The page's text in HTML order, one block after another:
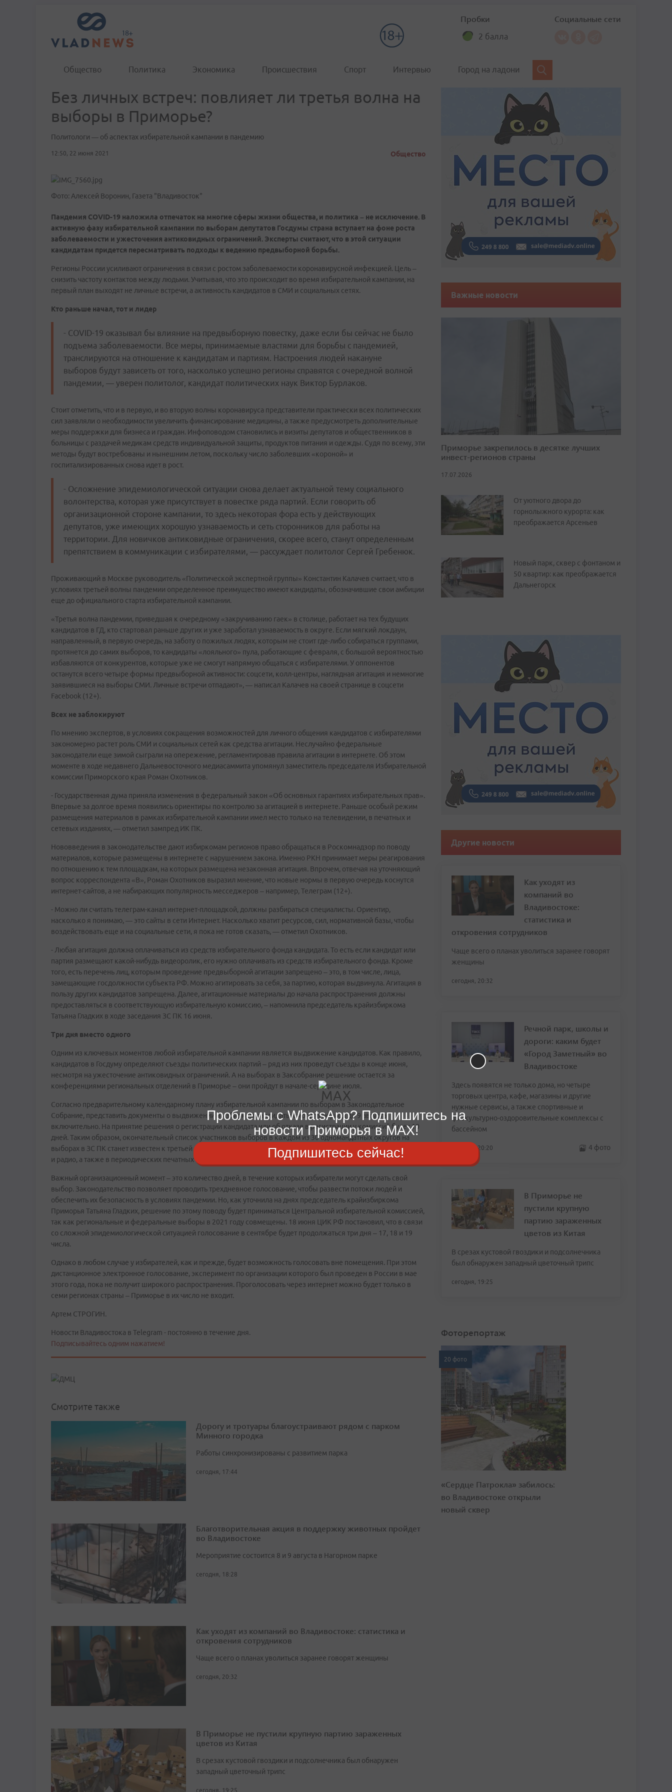
Пробки
2 балла
Социальные сети
Общество Политика Экономика Происшествия Спорт Интервью Город на ладони
Без личных встреч: повлияет ли третья волна на
выборы в Приморье?
Политологи — об аспектах избирательной кампании в пандемию
12:50, 22 июня 2021 Общество
Фото: Алексей Воронин, Газета "Владивосток"
Пандемия COVID-19 наложила отпечаток на многие сферы жизни общества, и политика – не исключение. В
активную фазу избирательной кампании по выборам депутатов Госдумы страна вступает на фоне роста
заболеваемости и ужесточения антиковидных ограничений. Эксперты считают, что в этой ситуации
кандидатам придется пересматривать подходы к ведению предвыборной борьбы.
Регионы России усиливают ограничения в связи с ростом заболеваемости коронавирусной инфекцией. Цель –
снизить частоту контактов между людьми. Учитывая, что это происходит во время избирательной кампании, на
первый план выходят не личные встречи, а активность кандидатов в СМИ и социальных сетях.
Кто раньше начал, тот и лидер
- COVID-19 оказывал бы влияние на предвыборную повестку, даже если бы сейчас не было
подъема заболеваемости. Все меры, принимаемые властями для борьбы с пандемией,
транслируются на отношение к кандидатам и партиям. Настроения людей накануне
выборов будут зависеть от того, насколько успешно регионы справятся с очередной волной
пандемии, — уверен политолог, кандидат политических наук Виктор Бурлаков.
Стоит отметить, что и в первую, и во вторую волны коронавируса представители практически всех политических
сил заявляли о необходимости увеличить финансирование медицины, а также предусмотреть дополнительные
меры поддержки для бизнеса и граждан. Инфоповодом становились и визиты депутатов и общественников в
больницы с раздачей медикам средств индивидуальной защиты, продуктов питания и одежды. Судя по всему, эти
методы будут востребованы и нынешним летом, поскольку число заболевших «короной» и
госпитализированных снова идет в рост.
- Осложнение эпидемиологической ситуации снова делает актуальной тему социального
волонтерства, которая уже присутствует в повестке ряда партий. Если говорить об
организационной стороне кампании, то здесь некоторая фора есть у действующих
депутатов, уже имеющих хорошую узнаваемость и сеть сторонников для работы на
территории. Для новичков антиковидные ограничения, скорее всего, станут определенным
препятствием в коммуникации с избирателями, — рассуждает политолог Сергей Гребенюк.
Проживающий в Москве руководитель «Политической экспертной группы» Константин Калачев считает, что в
условиях третьей волны пандемии определенное преимущество имеют кандидаты, обозначившие свои амбиции
еще до официального старта избирательной кампании.
«Третья волна пандемии, приведшая к очередному «закручиванию гаек» в столице, работает на тех будущих
кандидатов в ГД, кто стартовал раньше других и уже заработал узнаваемость в округе. Если мягкий локдаун,
направленный, в первую очередь, на заботу о пожилых людях, которым не стоит где-либо собираться группами,
протянется до самих выборов, то кандидаты «лояльного» пула, работающие с февраля, с большой вероятностью
избавляются от конкурентов, которые уже не смогут напрямую общаться с избирателями. У оппонентов
останутся всего четыре формы предвыборной активности: соцсети, колл-центры, наглядная агитация и немногие
заявившиеся на выборы СМИ. Личные встречи отпадают», — написал Калачев на своей странице в соцсети
Facebook (12+).
Всех не заблокируют
По мнению экспертов, в условиях сокращения возможностей для личного общения кандидатов с избирателями
закономерно растет роль СМИ и социальных сетей как средства агитации. Неслучайно федеральные
законодатели еще зимой сыграли на опережение, регламентировав правила агитации в интернете. Об этом
моменте в ходе недавнего Дальневосточного медиасаммита упомянул заместитель председателя Избирательной
комиссии Приморского края Роман Охотников.
- Государственная дума приняла изменения в федеральный закон «Об основных гарантиях избирательных прав».
Впервые за долгое время появились ориентиры по контролю за агитацией в интернете. Раньше особый режим
размещения материалов в рамках избирательной кампании имел место только на телевидении, в печатных и
сетевых изданиях, — отметил зампред ИК ПК.
Нововведения в законодательстве дают избиркомам регионов право обращаться в Роскомнадзор по поводу
материалов, которые размещены в интернете с нарушением закона. Именно РКН принимает меры реагирования
по отношению к тем площадкам, на которых размещена незаконная агитация. Впрочем, отвечая на уточняющий
вопрос корреспондента «В», Роман Охотников выразил мнение, что новые нормы в первую очередь коснутся
интернет-сайтов, а не набирающих популярность месседжеров – например, Телеграм (12+).
- Можно ли считать телеграм-канал интернет-площадкой, должны разбираться специалисты. Ориентир,
насколько я понимаю, — это сайты в сети Интернет. Насколько хватит ресурсов, сил, нормативной базы, чтобы
воздействовать еще и на социальные сети, я пока не готов сказать, — отметил Охотников.
- Любая агитация должна оплачиваться из средств избирательного фонда кандидата. То есть если кандидат или
партия размещают какой-нибудь видеоролик, его нужно оплачивать из средств избирательного фонда. Кроме
того, есть перечень лиц, которым проведение предвыборной агитации запрещено – это, в том числе, лица,
замещающие госдолжности субъекта РФ. Можно агитировать за себя, за партию, которая выдвинула. Агитация в
пользу других кандидатов запрещена. Далее, агитационные материалы до начала распространения должны
предоставляться в соответствующую избирательную комиссию, – напомнила председатель крайизбиркома
Татьяна Гладких в ходе заседания ЗС ПК 16 июня.
Три дня вместо одного
Одним из ключевых моментов любой избирательной кампании является выдвижение кандидатов. Как правило,
кандидатов в Госдуму определяют съезды политических партий – ряд из них проведут съезды в конце июня,
несмотря на ужесточение антиковидных ограничений. А на выборах в Заксобрание решение остается за
конференциями региональных отделений в Приморье – они пройдут в начале-середине июля.
Согласно предварительному календарному плану избирательной кампании по выборам в Законодательное
Собрание, представить документы о выдвижении в избирком кандидаты смогут в период до 9 августа
включительно. На принятие решения о регистрации кандидата или об отказе в регистрации у комиссий будет 10
дней. Таким образом, окончательный список участников выборов в каждом из 30 одномандатных округов на
выборах в ЗС ПК станет известен к третьей декаде августа. Проведение предвыборной агитации на телевидении
и радио, а также в периодических печатных изданиях и в сетевых изданиях начнется с 21 августа.
Важный организационный момент – это количество дней, в течение которых избиратели могут сделать свой
выбор. Законодательство позволяет проводить трехдневное голосование, чтобы развести потоки людей и
обеспечить их безопасность в условиях пандемии. Но, как уточнила на днях председатель крайизбиркома
Приморья Татьяна Гладких, решение по этому поводу будет приниматься Центральной избирательной комиссией,
так как региональные и федеральные выборы в 2021 году совмещены. 18 июня ЦИК РФ постановил, что в связи
со сложной эпидемиологической ситуацией голосование в сентябре будет продолжаться три дня – 17, 18 и 19
числа.
Однако в любом случае у избирателей, как и прежде, будет возможность голосовать вне помещения. При этом
дистанционное электронное голосование, эксперимент по организации которого был проведен в России в мае
этого года, пока не получит широкого распространения. Проголосовать через интернет можно будет только в
семи регионах страны – Приморье в их число не входит.
Артем СТРОГИН.
Новости Владивостока в Telegram - постоянно в течение дня.
Подписывайтесь одним нажатием!
Смотрите также
Дорогу и тротуары благоустраивают рядом с парком
Минного городка
Работы синхронизированы с развитием парка
сегодня, 17:44
Благотворительная акция в поддержку животных пройдет
во Владивостоке
Мероприятие состоится 8 и 9 августа в Нагорном парке
сегодня, 18:28
Как уходят из компаний во Владивостоке: статистика и
откровения сотрудников
Чаще всего о планах уволиться заранее говорят женщины
сегодня, 20:32
В Приморье не пустили крупную партию зараженных
цветов из Китая
В срезах кустовой гвоздики и подсолнечника был обнаружен
западный цветочный трипс
сегодня, 19:25
Важные новости
Приморье закрепилось в десятке лучших
инвест-регионов страны
17.07.2026
От уютного двора до
горнолыжного курорта: как
преображается Арсеньев
Новый парк, сквер с фонтаном и
50 квартир: как преображается
Дальнегорск
Другие новости
Как уходят из
компаний во
Владивостоке:
статистика и
откровения сотрудников
Чаще всего о планах уволиться заранее говорят
женщины
сегодня, 20:32
Речной парк, школы и
дороги: каким будет
«Город Заметный» во
Владивостоке
Здесь появятся не только дома, но четыре
торговых центра, кафе, магазины и другие
нужные сервисы, а также спортивные и
физкультурно-оздоровительные комплексы с
бассейном
сегодня, 20:20 4 фото
В Приморье не
пустили крупную
партию зараженных
цветов из Китая
В срезах кустовой гвоздики и подсолнечника
был обнаружен западный цветочный трипс
сегодня, 19:25
Фоторепортаж
20 фото
«Сердце Патрокла» забилось:
во Владивостоке открыли
новый сквер
Проблемы с WhatsApp? Подпишитесь на
новости Приморья в MAX!
Подпишитесь сейчас!